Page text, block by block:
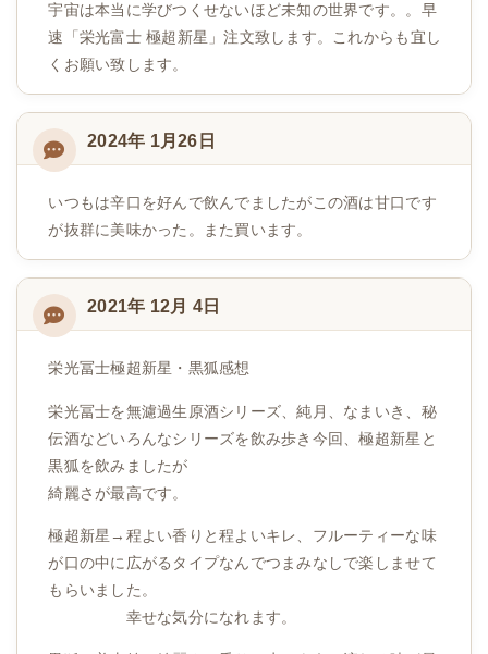
宇宙は本当に学びつくせないほど未知の世界です。。早
速「栄光富士 極超新星」注文致します。これからも宜し
くお願い致します。
2024年 1月26日
いつもは辛口を好んで飲んでましたがこの酒は甘口です
が抜群に美味かった。また買います。
2021年 12月 4日
栄光冨士極超新星・黒狐感想
栄光冨士を無濾過生原酒シリーズ、純月、なまいき、秘
伝酒などいろんなシリーズを飲み歩き今回、極超新星と
黒狐を飲みましたが
綺麗さが最高です。
極超新星→程よい香りと程よいキレ、フルーティーな味
が口の中に広がるタイプなんでつまみなしで楽しませて
もらいました。
幸せな気分になれます。